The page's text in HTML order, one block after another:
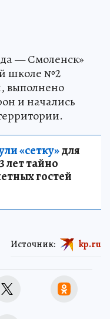
— Смоленск»
школе №2
выполнено
и начались
«сетку»для
лет тайно
гостей
Источник: kp.ru